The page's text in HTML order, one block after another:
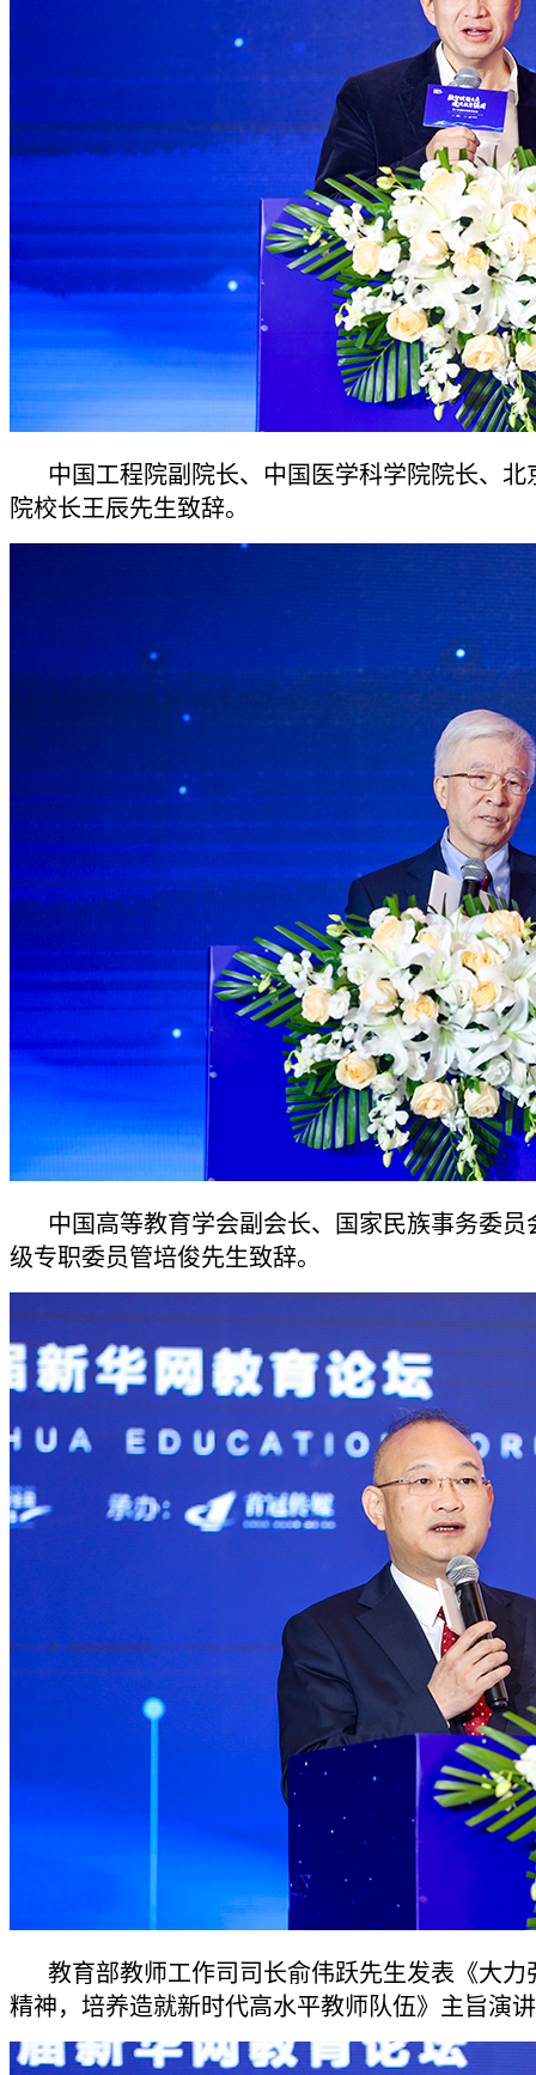
中国工程院副院长、中国医学科学院院长、北
院校长王辰先生致辞。
中国高等教育学会副会长、国家民族事务委员
级专职委员管培俊先生致辞。
教育部教师工作司司长俞伟跃先生发表《大力
精神，培养造就新时代高水平教师队伍》主旨演